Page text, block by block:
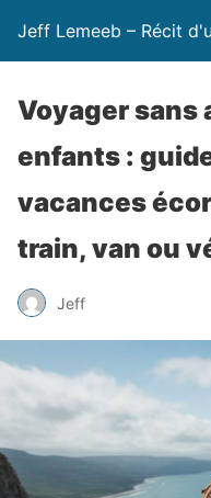
Jeff Lemeeb – Récit
Voyager sans
enfants :
vacances
train, van ou
Jeff